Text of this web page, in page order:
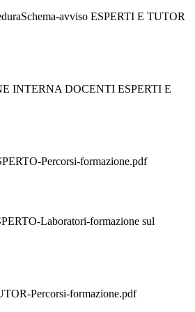
avviso ESPERTI E TUTOR
INTERNA DOCENTI ESPERTI E
Percorsi-formazione.pdf
Laboratori-formazione sul
Percorsi-formazione.pdf